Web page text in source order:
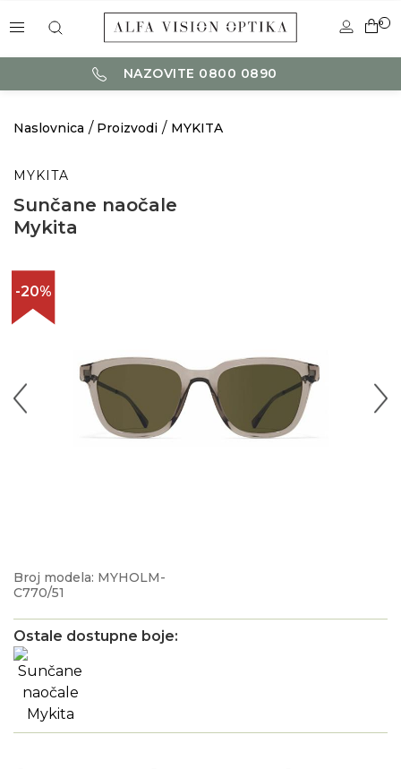
0
NAZOVITE 0800 0890
Naslovnica Proizvodi MYKITA
MYKITA
Sunčane naočale
Mykita
-20%
Broj modela: MYHOLM-
C770/51
Ostale dostupne boje: